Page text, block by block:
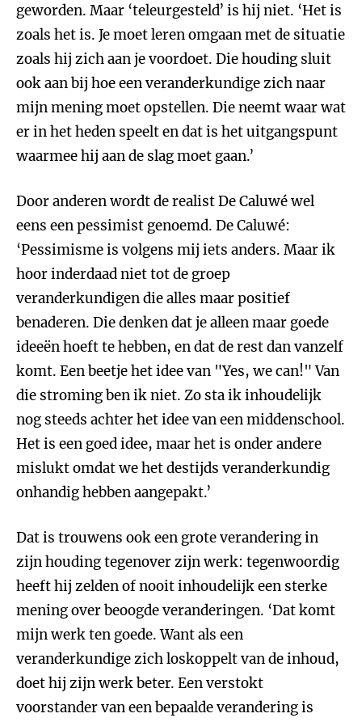
geworden. Maar ‘teleurgesteld’ is hij niet. ‘Het is
zoals het is. Je moet leren omgaan met de situatie
zoals hij zich aan je voordoet. Die houding sluit
ook aan bij hoe een veranderkundige zich naar
mijn mening moet opstellen. Die neemt waar wat
er in het heden speelt en dat is het uitgangspunt
waarmee hij aan de slag moet gaan.’
Door anderen wordt de realist De Caluwé wel
eens een pessimist genoemd. De Caluwé:
‘Pessimisme is volgens mij iets anders. Maar ik
hoor inderdaad niet tot de groep
veranderkundigen die alles maar positief
benaderen. Die denken dat je alleen maar goede
ideeën hoeft te hebben, en dat de rest dan vanzelf
komt. Een beetje het idee van "Yes, we can!" Van
die stroming ben ik niet. Zo sta ik inhoudelijk
nog steeds achter het idee van een middenschool.
Het is een goed idee, maar het is onder andere
mislukt omdat we het destijds veranderkundig
onhandig hebben aangepakt.’
Dat is trouwens ook een grote verandering in
zijn houding tegenover zijn werk: tegenwoordig
heeft hij zelden of nooit inhoudelijk een sterke
mening over beoogde veranderingen. ‘Dat komt
mijn werk ten goede. Want als een
veranderkundige zich loskoppelt van de inhoud,
doet hij zijn werk beter. Een verstokt
voorstander van een bepaalde verandering is